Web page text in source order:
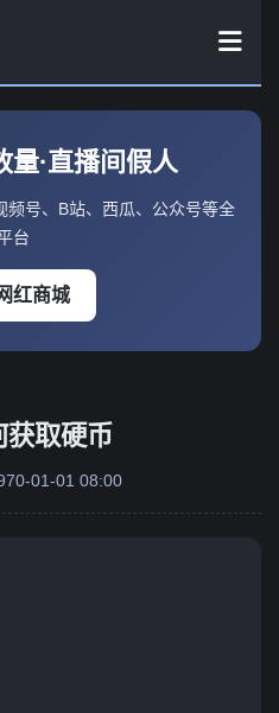
量·直播间假人
频号、B站、西瓜、公众号等全
台
红商城
获取硬币
01-01 08:00